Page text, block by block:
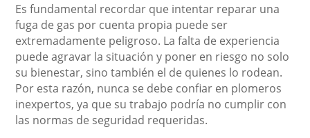
Es fundamental recordar que intentar reparar una
fuga de gas por cuenta propia puede ser
extremadamente peligroso. La falta de experiencia
puede agravar la situación y poner en riesgo no solo
su bienestar, sino también el de quienes lo rodean.
Por esta razón, nunca se debe confiar en plomeros
inexpertos, ya que su trabajo podría no cumplir con
las normas de seguridad requeridas.